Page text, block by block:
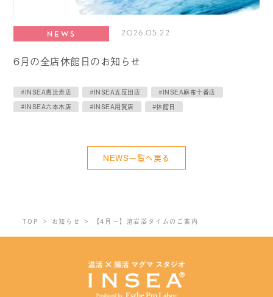
NEWS 2026.05.22
6月の全店休館日のお知らせ
#INSEA恵比寿店 #INSEA五反田店
#INSEA麻布十番店
#INSEA六本木店
#INSEA用賀店 #休館日
NEWS一覧へ戻る
TOP お知らせ 【4月～】溶岩浴タイムのご案内